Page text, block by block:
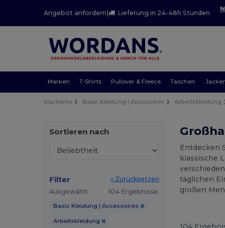
Angebot anfordern | Lieferung in 24-48h Stunden
Marken T-Shirts Pullover & Fleece Taschen
Startseite Basic Kleidung | Accessoires Arbeitskleidung
Sortieren nach
Filter
« Zurücksetzen
Ausgewählt
104 Ergebnisse.
Basic Kleidung | Accessoires
Arbeitskleidung
Entdecken
klassische
täglichen
großen